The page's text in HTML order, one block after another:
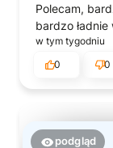
Polecam,
bardzo
w tym tygodniu
0
0
podgląd